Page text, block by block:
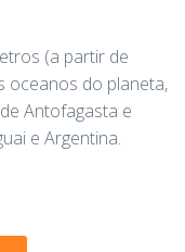
(a partir de
oceanos do planeta,
Antofagasta e
e Argentina.